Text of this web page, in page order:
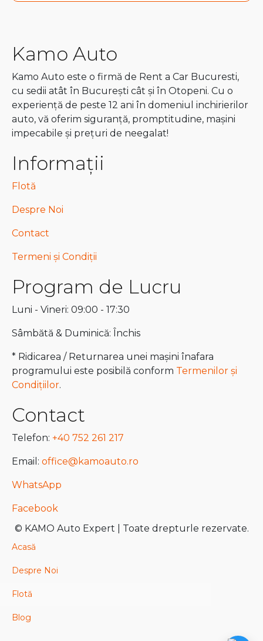
Kamo Auto
Kamo Auto este o firmă de Rent a Car Bucuresti,
cu sedii atât în București cât și în Otopeni. Cu o
experiență de peste 12 ani în domeniul inchirierilor
auto, vă oferim siguranță, promptitudine, mașini
impecabile și prețuri de neegalat!
Informații
Flotă
Despre Noi
Contact
Termeni și Condiții
Program de Lucru
Luni - Vineri: 09:00 - 17:30
Sâmbătă & Duminică: Închis
* Ridicarea / Returnarea unei mașini înafara
programului este posibilă conform Termenilor și
Condițiilor.
Contact
Telefon: +40 752 261 217
Email: office@kamoauto.ro
WhatsApp
Facebook
© KAMO Auto Expert | Toate drepturle rezervate.
Acasă
Despre Noi
Flotă
Blog